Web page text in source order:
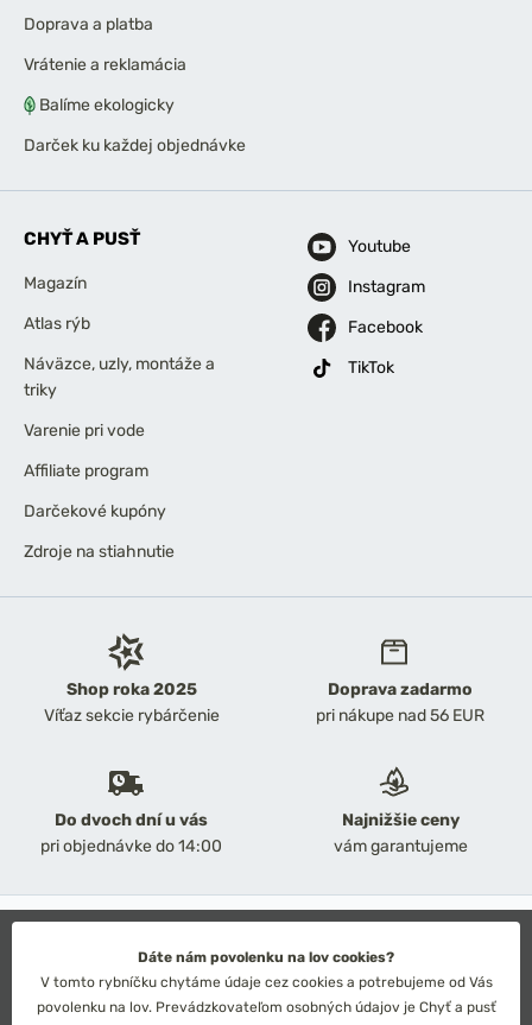
Shop roka 2025
Víťaz sekcie rybárčenie
Doprava zadarmo
pri nákupe nad 56 EUR
Do dvoch dní u vás
pri objednávke do 14:00
Najnižšie ceny
vám garantujeme
Doprava a platba
Vrátenie a reklamácia
Balíme ekologicky
Darček ku každej objednávke
CHYŤ A PUSŤ
Magazín
Atlas rýb
Náväzce, uzly, montáže a
triky
Varenie pri vode
Affiliate program
Darčekové kupóny
Zdroje na stiahnutie
Youtube
Instagram
Facebook
TikTok
Obchodné podmienky
Ochrana osobných údajov
Technické riešenie: Simplia s.r.o.
Dáte nám povolenku na lov cookies?
V tomto rybníčku chytáme údaje cez cookies a potrebujeme od Vás
povolenku na lov. Prevádzkovateľom osobných údajov je Chyť a pusť